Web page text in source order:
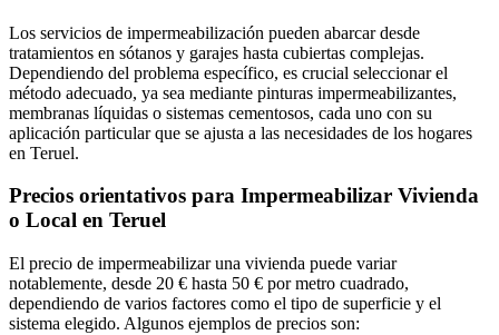
Los servicios de impermeabilización pueden abarcar desde
tratamientos en sótanos y garajes hasta cubiertas complejas.
Dependiendo del problema específico, es crucial seleccionar el
método adecuado, ya sea mediante pinturas impermeabilizantes,
membranas líquidas o sistemas cementosos, cada uno con su
aplicación particular que se ajusta a las necesidades de los hogares
en Teruel.
Precios orientativos para Impermeabilizar Vivienda
o Local en Teruel
El precio de impermeabilizar una vivienda puede variar
notablemente, desde 20 € hasta 50 € por metro cuadrado,
dependiendo de varios factores como el tipo de superficie y el
sistema elegido. Algunos ejemplos de precios son: